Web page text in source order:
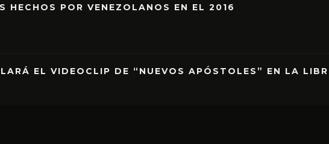
HECHOS POR VENEZOLANOS EN EL 2016
EL VIDEOCLIP DE “NUEVOS APÓSTOLES” EN LA